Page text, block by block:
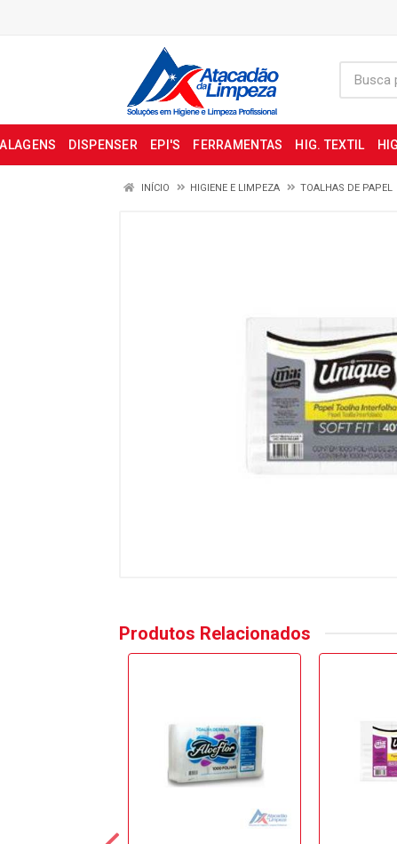
DISPENSER EPI'S FERRAMENTAS HIG. TEXTIL
INÍCIO HIGIENE E LIMPEZA TOALHAS DE PAPEL
Produtos Relacionados